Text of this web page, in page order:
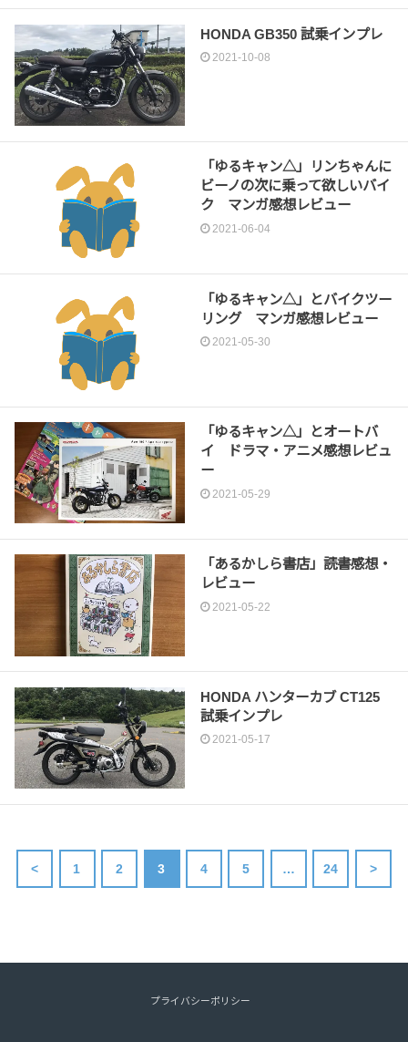
HONDA GB350 試乗インプレ
2021-10-08
「ゆるキャン△」リンちゃんに
ビーノの次に乗って欲しいバイ
ク マンガ感想レビュー
2021-06-04
「ゆるキャン△」とバイクツー
リング マンガ感想レビュー
2021-05-30
「ゆるキャン△」とオートバ
イ ドラマ・アニメ感想レビュ
ー
2021-05-29
「あるかしら書店」読書感想・
レビュー
2021-05-22
HONDA ハンターカブ CT125
試乗インプレ
2021-05-17
< 1 2 3 4 5 … 24 >
プライバシーポリシー